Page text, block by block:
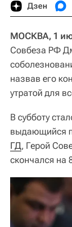
Дзен
МОСКВА, 1
Совбеза РФ
назвав его
утратой для
В субботу
выдающийся
ГД, Герой
скончался на